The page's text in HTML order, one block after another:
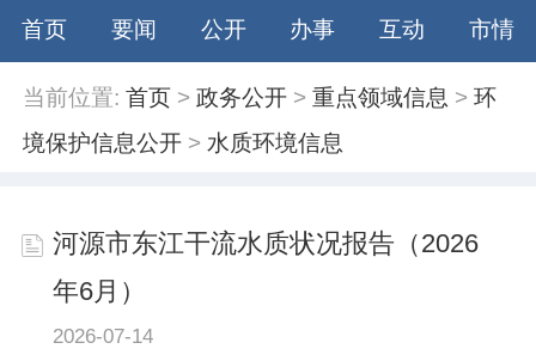
首页 要闻 公开 办事 互动 市情
当前位置: 首页 >政务公开 >重点领域信息 >环
境保护信息公开 > 水质环境信息
河源市东江干流水质状况报告（2026
年6月）
2026-07-14